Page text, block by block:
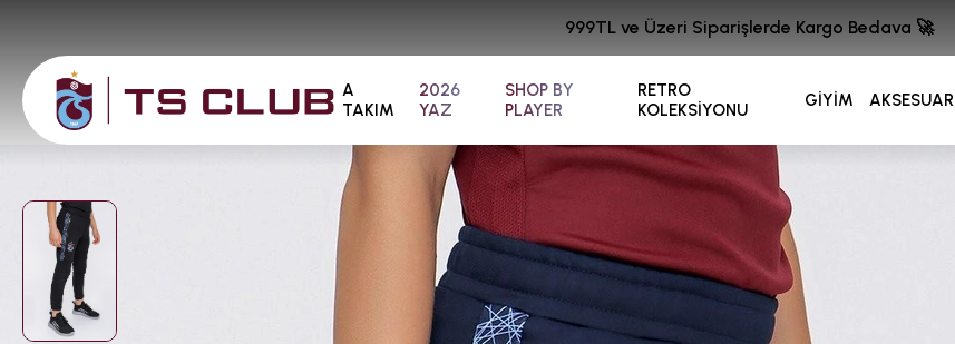
A
TAKIM
2026
YAZ
SHOP BY
PLAYER
RETRO
KOLEKSİYONU
GİYİM AKSESUAR
999TL ve Üzeri Siparişlerde Kargo Bedava 🚀